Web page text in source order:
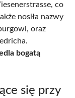
co
nosiła nazwy
oraz
bogatą
się przy